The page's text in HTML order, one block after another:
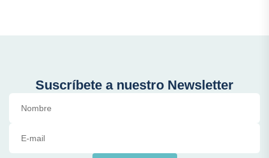
Suscríbete a nuestro Newsletter